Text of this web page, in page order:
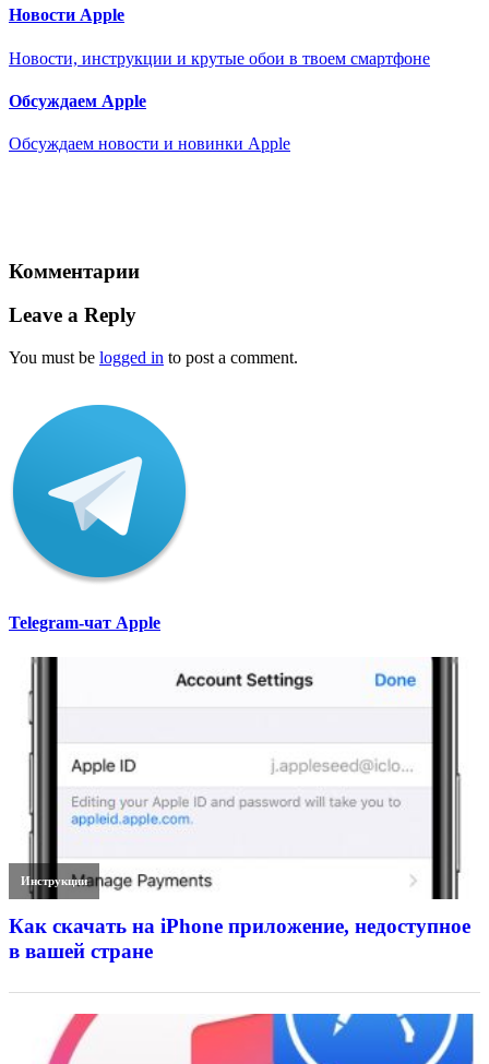
Новости Apple
Новости, инструкции и крутые обои в твоем смартфоне
Обсуждаем Apple
Обсуждаем новости и новинки Apple
Комментарии
Leave a Reply
You must be logged in to post a comment.
Telegram-чат Apple
Инструкции
Как скачать на iPhone приложение, недоступное
в вашей стране